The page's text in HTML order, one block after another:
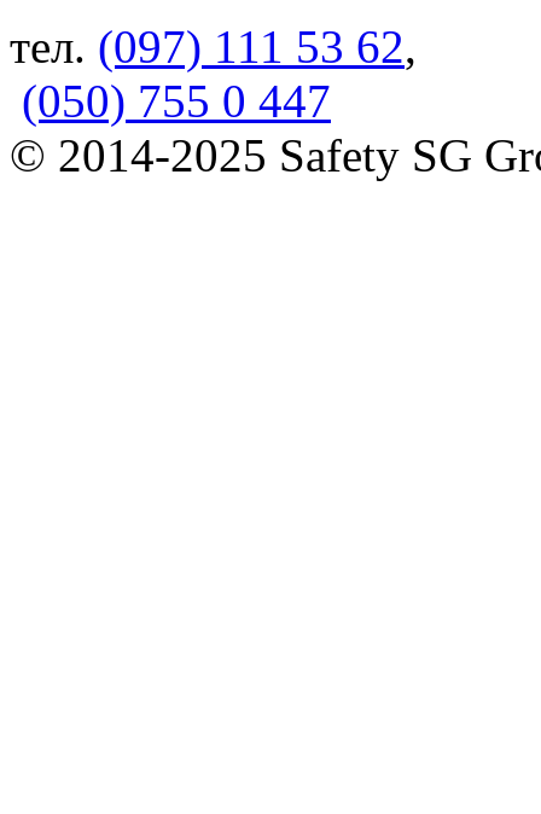
тел. (097) 111 53 62,
(050) 755 0 447
© 2014-2025 Safety SG